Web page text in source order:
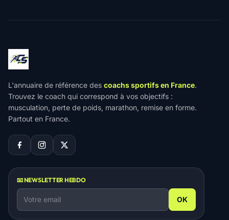
L'annuaire de référence des coachs sportifs en France.
Trouvez le coach qui correspond à vos objectifs :
musculation, perte de poids, marathon, remise en forme.
Partout en France.
📧 NEWSLETTER HEBDO
OK